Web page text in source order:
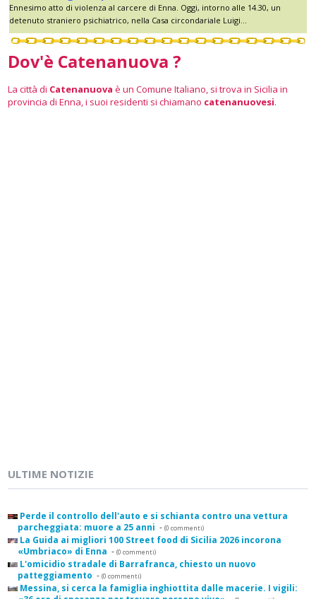
Ennesimo atto di violenza al carcere di Enna. Oggi, intorno alle 14.30, un
detenuto straniero psichiatrico, nella Casa circondariale Luigi...
Dov'è Catenanuova ?
La città di Catenanuova è un Comune Italiano, si trova in Sicilia in
provincia di Enna, i suoi residenti si chiamano catenanuovesi.
ULTIME NOTIZIE
Perde il controllo dell'auto e si schianta contro una vettura
parcheggiata: muore a 25 anni - (0 commenti)
La Guida ai migliori 100 Street food di Sicilia 2026 incorona
«Umbriaco» di Enna - (0 commenti)
L'omicidio stradale di Barrafranca, chiesto un nuovo
patteggiamento - (0 commenti)
Messina, si cerca la famiglia inghiottita dalle macerie. I vigili: